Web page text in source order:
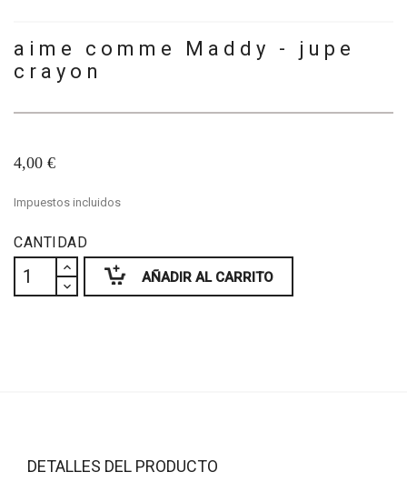
aime comme Maddy - jupe
crayon
4,00 €
Impuestos incluidos
CANTIDAD
AÑADIR AL CARRITO
DETALLES DEL PRODUCTO